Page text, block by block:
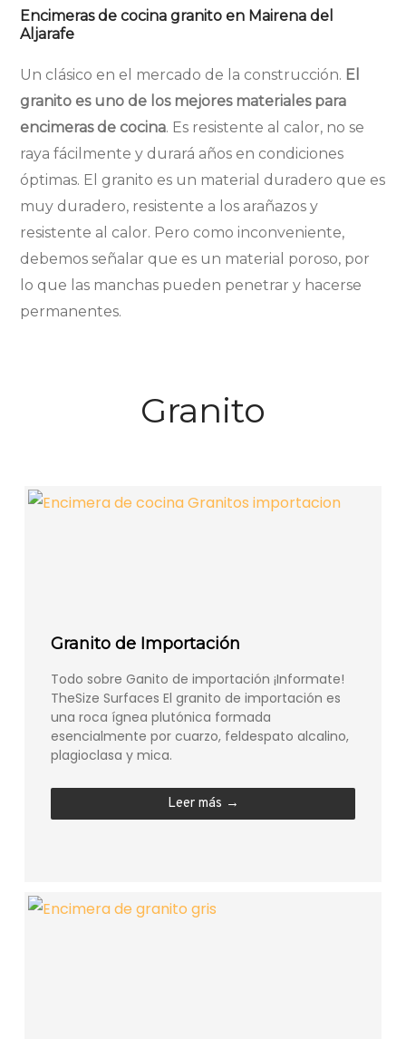
Encimeras de cocina granito en Mairena del
Aljarafe
Un clásico en el mercado de la construcción. El
granito es uno de los mejores materiales para
encimeras de cocina. Es resistente al calor, no se
raya fácilmente y durará años en condiciones
óptimas. El granito es un material duradero que es
muy duradero, resistente a los arañazos y
resistente al calor. Pero como inconveniente,
debemos señalar que es un material poroso, por
lo que las manchas pueden penetrar y hacerse
permanentes.
Granito
Granito de Importación
Todo sobre Ganito de importación ¡Informate!
TheSize Surfaces El granito de importación es
una roca ígnea plutónica formada
esencialmente por cuarzo, feldespato alcalino,
plagioclasa y mica.​
Leer más →